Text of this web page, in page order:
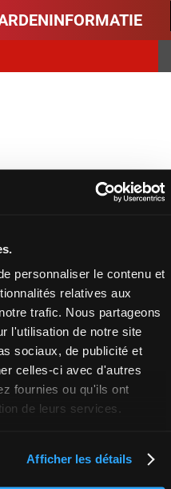
personnaliser le contenu et
relatives aux
trafic. Nous partageons
l'utilisation de notre site
sociaux, de publicité et
celles-ci avec d'autres
fournies ou qu'ils ont
de leurs services.
Afficher les détails